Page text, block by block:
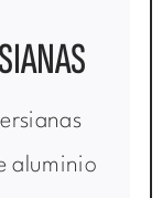
aluminio